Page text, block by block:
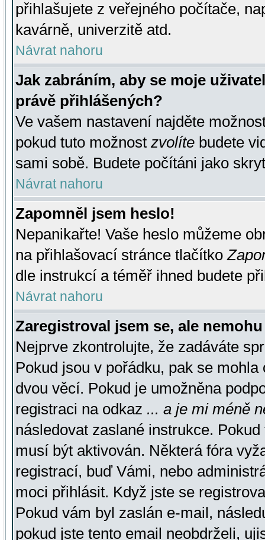
přihlašujete z veřejného počítače,
kavárně, univerzitě atd.
Návrat nahoru
Jak zabráním, aby se moje
právě přihlášených?
Ve vašem nastavení najděte
pokud tuto možnost zvolíte budete
sami sobě. Budete počítáni jako
Návrat nahoru
Zapomněl jsem heslo!
Nepanikařte! Vaše heslo můžeme
na přihlašovací stránce tlačítko
dle instrukcí a téměř ihned budete
Návrat nahoru
Zaregistroval jsem se, ale
Nejprve zkontrolujte, že zadáváte
Pokud jsou v pořádku, pak se
dvou věcí. Pokud je umožněna
registraci na odkaz ... a je mi méně
následovat zaslané instrukce.
musí být aktivován. Některá fóra
registrací, buď Vámi, nebo
moci přihlásit. Když jste se
Pokud vám byl zaslán e-mail,
pokud jste tento email neobdrželi,